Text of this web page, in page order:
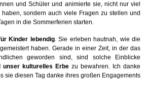
und Schüler und animierte sie, nicht nur viel
haben, sondern auch viele Fragen zu stellen und
in die Sommerferien starten.
Kinder lebendig. Sie erleben hautnah, wie die
haben. Gerade in einer Zeit, in der das
geworden sind, sind solche Einblicke
unser kulturelles Erbezu bewahren. Ich danke
sie diesen Tag danke ihres großen Engagements